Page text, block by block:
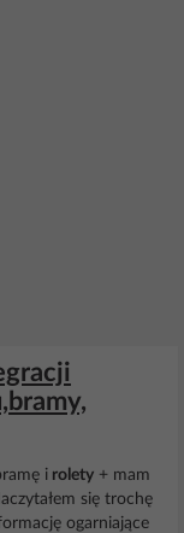
i rolety + mam
się trochę
ogarniające